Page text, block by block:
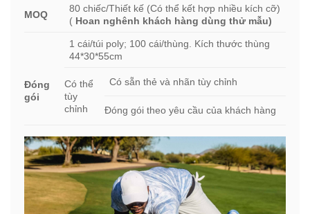
MOQ
80 chiếc/Thiết kế (Có thể kết hợp nhiều kích cỡ)
( Hoan nghênh khách hàng dùng thử mẫu)
Đóng
gói
1 cái/túi poly; 100 cái/thùng. Kích thước thùng
44*30*55cm
Có thể
tùy
chỉnh
Có sẵn thẻ và nhãn tùy chỉnh
Đóng gói theo yêu cầu của khách hàng